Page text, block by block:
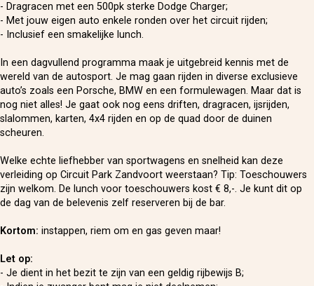
- Dragracen met een 500pk sterke Dodge Charger;
- Met jouw eigen auto enkele ronden over het circuit rijden;
- Inclusief een smakelijke lunch.
In een dagvullend programma maak je uitgebreid kennis met de
wereld van de autosport. Je mag gaan rijden in diverse exclusieve
auto’s zoals een Porsche, BMW en een formulewagen. Maar dat is
nog niet alles! Je gaat ook nog eens driften, dragracen, ijsrijden,
slalommen, karten, 4x4 rijden en op de quad door de duinen
scheuren.
Welke echte liefhebber van sportwagens en snelheid kan deze
verleiding op Circuit Park Zandvoort weerstaan? Tip: Toeschouwers
zijn welkom. De lunch voor toeschouwers kost € 8,-. Je kunt dit op
de dag van de belevenis zelf reserveren bij de bar.
Kortom: instappen, riem om en gas geven maar!
Let op:
- Je dient in het bezit te zijn van een geldig rijbewijs B;